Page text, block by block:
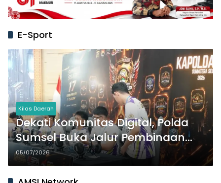
E-Sport
Kilas Daerah
Dekati Komunitas Digital, Polda
Sumsel Buka Jalur Pembinaan
Atlet E-Sport
05/07/2026